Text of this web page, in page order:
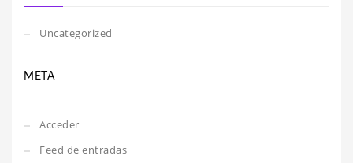
Uncategorized
META
Acceder
Feed de entradas